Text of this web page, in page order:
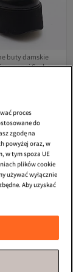
buty damskie
Scuba z
dni
proces
do
zgodę na
powyżej oraz, w
w tym spoza UE
plików cookie
używać wyłącznie
Aby uzyskać